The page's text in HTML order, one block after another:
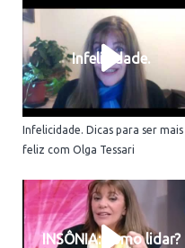
Infelicidade.
Infelicidade. Dicas para ser mais
feliz com Olga Tessari
INSÔNIA: como lidar?